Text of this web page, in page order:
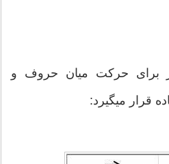
برای حرکت میان حروف و
قرار میگیرد: